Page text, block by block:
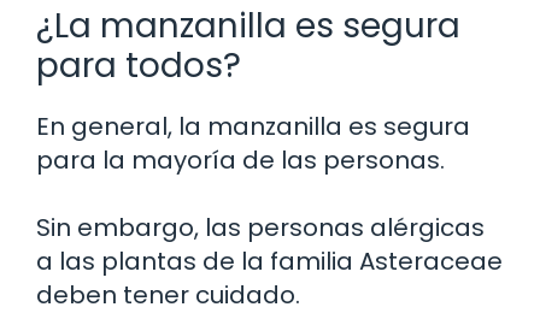
¿La manzanilla es segura
para todos?
En general, la manzanilla es segura
para la mayoría de las personas.
Sin embargo, las personas alérgicas
a las plantas de la familia Asteraceae
deben tener cuidado.